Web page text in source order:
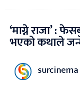
‘माग्ने राजा’ :
भएको कथाले
surcinema